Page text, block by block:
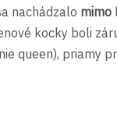
nachádzalo mimo
kocky boli
queen), priamy